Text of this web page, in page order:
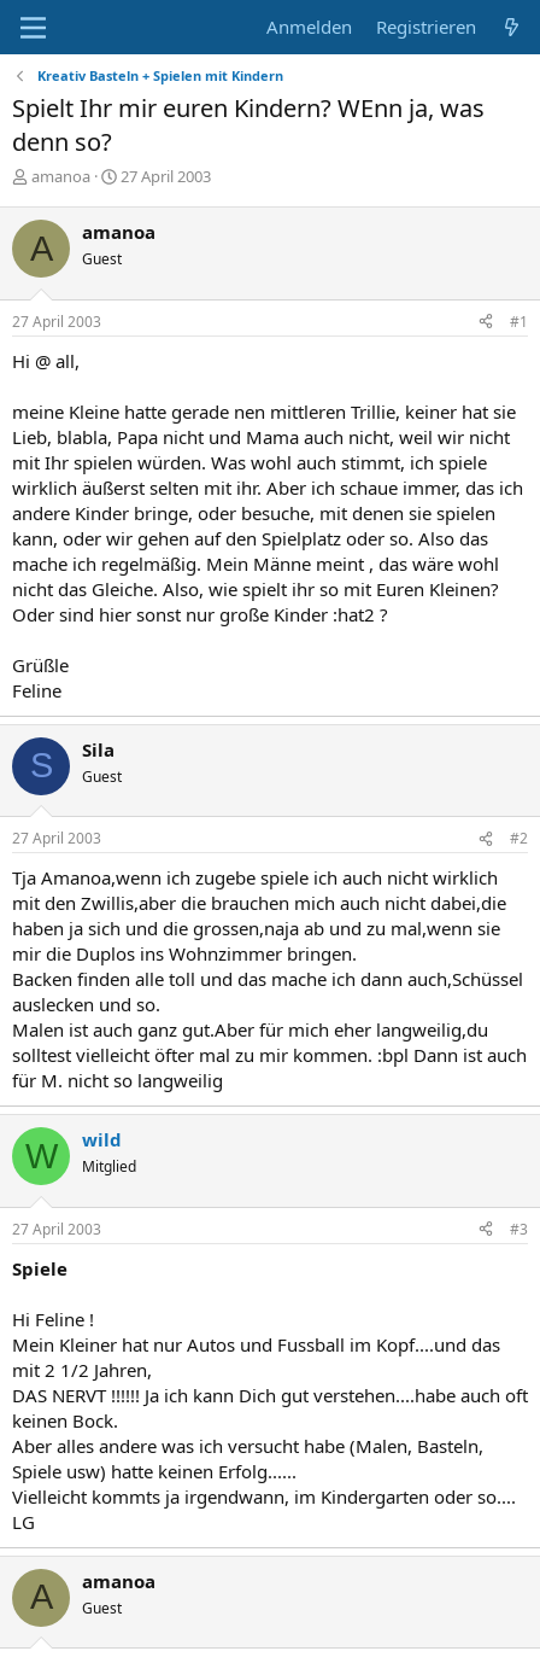
Anmelden Registrieren
Kreativ Basteln + Spielen mit Kindern
Spielt Ihr mir euren Kindern? WEnn ja, was
denn so?
E
s
e
l
l
e
amanoa
E
t
e
l
27 April 2003
A amanoa
Guest
27 April 2003 #1
Hi @ all,
meine Kleine hatte gerade nen mittleren Trillie, keiner hat sie
Lieb, blabla, Papa nicht und Mama auch nicht, weil wir nicht
mit Ihr spielen würden. Was wohl auch stimmt, ich spiele
wirklich äußerst selten mit ihr. Aber ich schaue immer, das ich
andere Kinder bringe, oder besuche, mit denen sie spielen
kann, oder wir gehen auf den Spielplatz oder so. Also das
mache ich regelmäßig. Mein Männe meint , das wäre wohl
nicht das Gleiche. Also, wie spielt ihr so mit Euren Kleinen?
Oder sind hier sonst nur große Kinder :hat2 ?
Grüßle
Feline
S Sila
Guest
27 April 2003 #2
Tja Amanoa,wenn ich zugebe spiele ich auch nicht wirklich
mit den Zwillis,aber die brauchen mich auch nicht dabei,die
haben ja sich und die grossen,naja ab und zu mal,wenn sie
mir die Duplos ins Wohnzimmer bringen.
Backen finden alle toll und das mache ich dann auch,Schüssel
auslecken und so.
Malen ist auch ganz gut.Aber für mich eher langweilig,du
solltest vielleicht öfter mal zu mir kommen. :bpl Dann ist auch
für M. nicht so langweilig
W wild
Mitglied
27 April 2003 #3
Spiele
Hi Feline !
Mein Kleiner hat nur Autos und Fussball im Kopf....und das
mit 2 1/2 Jahren,
DAS NERVT !!!!!! Ja ich kann Dich gut verstehen....habe auch oft
keinen Bock.
Aber alles andere was ich versucht habe (Malen, Basteln,
Spiele usw) hatte keinen Erfolg......
Vielleicht kommts ja irgendwann, im Kindergarten oder so....
LG
A amanoa
Guest